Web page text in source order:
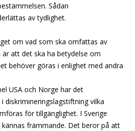
Sådan
av tydlighet.
om vad som ska omfattas av
att det ska ha betydelse om
behöver göras i enlighet med andra
USA och Norge har det
diskrimineringslagstiftning vilka
för tillgänglighet. I Sverige
främmande. Det beror på att